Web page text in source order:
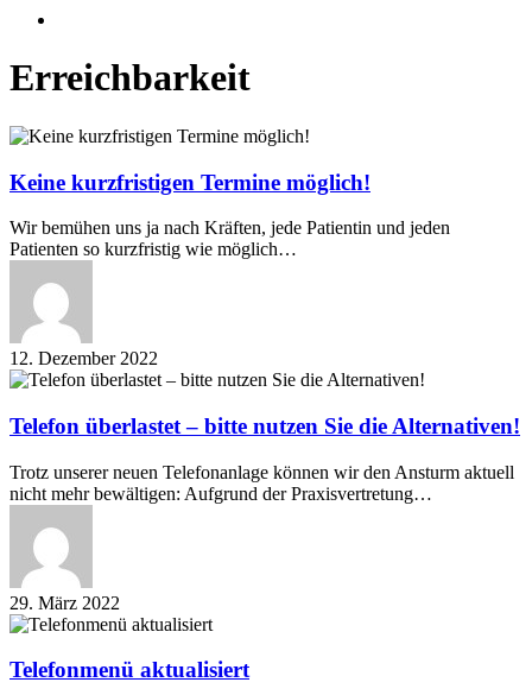
Erreichbarkeit
Keine
Termine
möglich!
Keine kurzfristigen Termine möglich!
Wir bemühen uns ja nach Kräften, jede Patientin und jeden
Patienten so kurzfristig wie möglich…
12. Dezember 2022
Telefon
–
bitte
nutzen
Sie
die
Alternativen!
Telefon überlastet – bitte nutzen Sie die Alternativen!
Trotz unserer neuen Telefonanlage können wir den Ansturm aktuell
nicht mehr bewältigen: Aufgrund der Praxisvertretung…
29. März 2022
Telefonmenü
Telefonmenü aktualisiert